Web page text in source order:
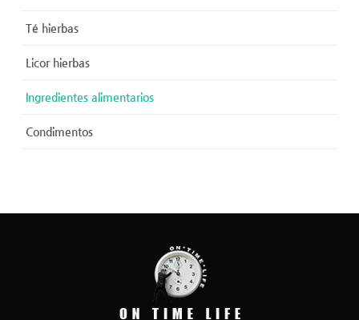
Té hierbas
Licor hierbas
Ingredientes alimentarios
Condimentos